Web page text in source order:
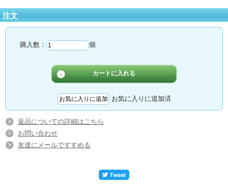
注文
購入数： 個
お気に入りに追加済
返品についての詳細はこちら
お問い合わせ
友達にメールですすめる